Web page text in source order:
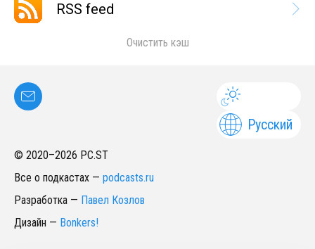
RSS feed
Очистить кэш
Русский
© 2020–2026 PC.ST
Все о подкастах — podcasts.ru
Разработка — Павел Козлов
Дизайн — Bonkers!